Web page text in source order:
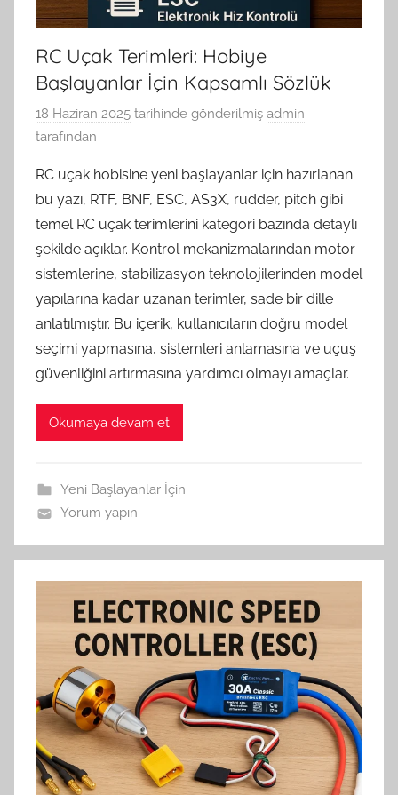
RC Uçak Terimleri: Hobiye
Başlayanlar İçin Kapsamlı Sözlük
18 Haziran 2025 tarihinde gönderilmiş admin
tarafından
RC uçak hobisine yeni başlayanlar için hazırlanan
bu yazı, RTF, BNF, ESC, AS3X, rudder, pitch gibi
temel RC uçak terimlerini kategori bazında detaylı
şekilde açıklar. Kontrol mekanizmalarından motor
sistemlerine, stabilizasyon teknolojilerinden model
yapılarına kadar uzanan terimler, sade bir dille
anlatılmıştır. Bu içerik, kullanıcıların doğru model
seçimi yapmasına, sistemleri anlamasına ve uçuş
güvenliğini artırmasına yardımcı olmayı amaçlar.
Okumaya devam et
Yeni Başlayanlar İçin
Yorum yapın